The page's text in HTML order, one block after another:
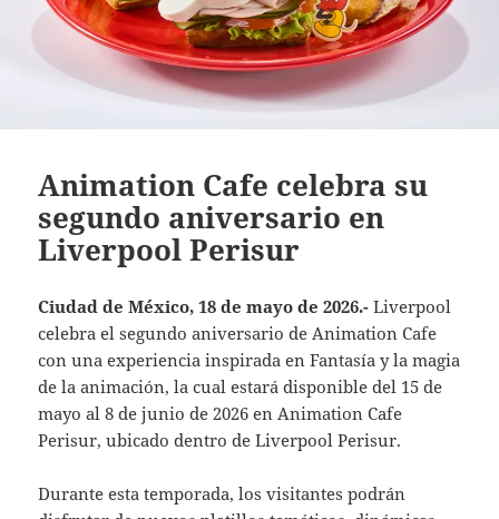
Animation Cafe celebra su
segundo aniversario en
Liverpool Perisur
Ciudad de México, 18 de mayo de 2026.-Liverpool
celebra el segundo aniversario de Animation Cafe
con una experiencia inspirada en Fantasía y la magia
de la animación, la cual estará disponible del 15 de
mayo al 8 de junio de 2026 en Animation Cafe
Perisur, ubicado dentro de Liverpool Perisur.
Durante esta temporada, los visitantes podrán